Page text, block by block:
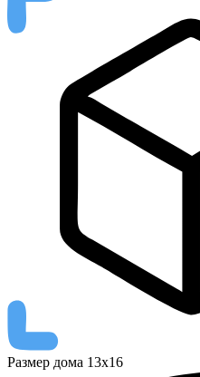
Размер дома 13х16